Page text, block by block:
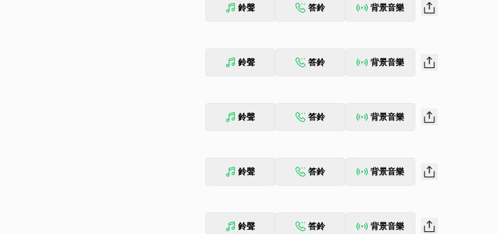
鈴聲 答鈴 背景音樂
鈴聲 答鈴 背景音樂
鈴聲 答鈴 背景音樂
鈴聲 答鈴 背景音樂
鈴聲 答鈴 背景音樂